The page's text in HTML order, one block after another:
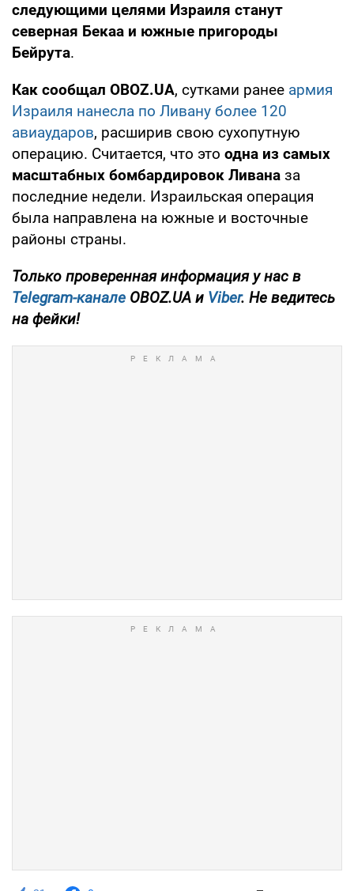
следующими целями Израиля станут
северная Бекаа и южные пригороды
Бейрута.
Как сообщал OBOZ.UA, сутками ранее армия
Израиля нанесла по Ливану более 120
авиаударов, расширив свою сухопутную
операцию. Считается, что это одна из самых
масштабных бомбардировок Ливана за
последние недели. Израильская операция
была направлена на южные и восточные
районы страны.
Только проверенная информация у нас в
Telegram-канале OBOZ.UA и Viber. Не ведитесь
на фейки!